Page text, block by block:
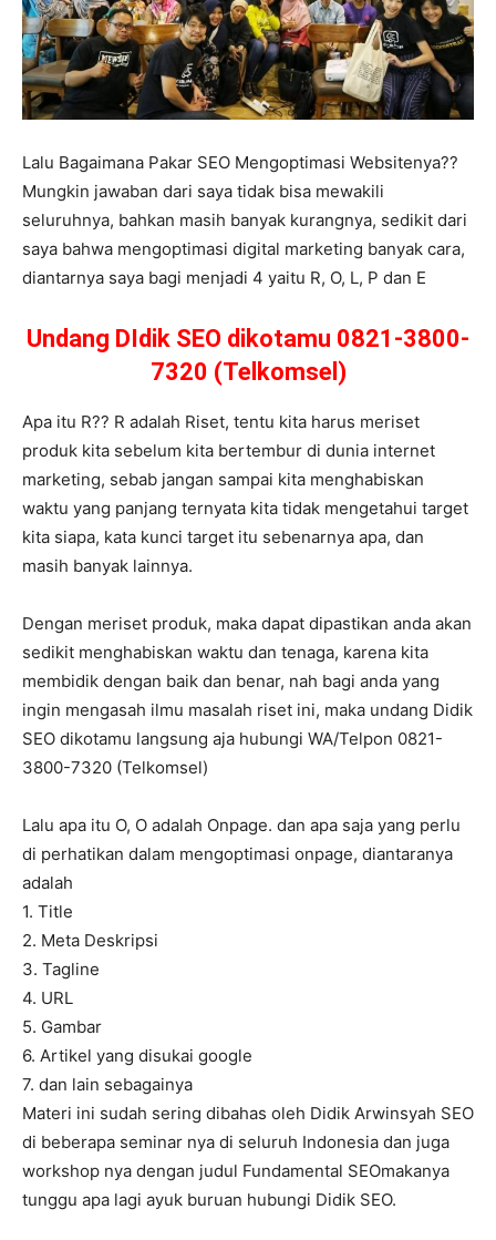
Lalu Bagaimana Pakar SEO Mengoptimasi Websitenya??
Mungkin jawaban dari saya tidak bisa mewakili
seluruhnya, bahkan masih banyak kurangnya, sedikit dari
saya bahwa mengoptimasi digital marketing banyak cara,
diantarnya saya bagi menjadi 4 yaitu R, O, L, P dan E
Undang DIdik SEO dikotamu 0821-3800-
7320 (Telkomsel)
Apa itu R?? R adalah Riset, tentu kita harus meriset
produk kita sebelum kita bertembur di dunia internet
marketing, sebab jangan sampai kita menghabiskan
waktu yang panjang ternyata kita tidak mengetahui target
kita siapa, kata kunci target itu sebenarnya apa, dan
masih banyak lainnya.
Dengan meriset produk, maka dapat dipastikan anda akan
sedikit menghabiskan waktu dan tenaga, karena kita
membidik dengan baik dan benar, nah bagi anda yang
ingin mengasah ilmu masalah riset ini, maka undang Didik
SEO dikotamu langsung aja hubungi WA/Telpon 0821-
3800-7320 (Telkomsel)
Lalu apa itu O, O adalah Onpage. dan apa saja yang perlu
di perhatikan dalam mengoptimasi onpage, diantaranya
adalah
1. Title
2. Meta Deskripsi
3. Tagline
4. URL
5. Gambar
6. Artikel yang disukai google
7. dan lain sebagainya
Materi ini sudah sering dibahas oleh Didik Arwinsyah SEO
di beberapa seminar nya di seluruh Indonesia dan juga
workshop nya dengan judul Fundamental SEOmakanya
tunggu apa lagi ayuk buruan hubungi Didik SEO.